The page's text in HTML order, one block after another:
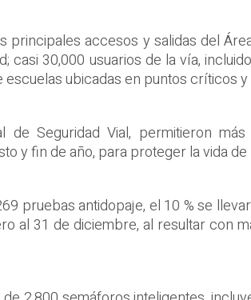
principales accesos y salidas del
30,000 usuarios de la vía,
ubicadas en puntos críticos
de Seguridad Vial, permitieron
y fin de año, para proteger la vida
pruebas antidopaje, el 10 % se
al 31 de diciembre, al resultar con